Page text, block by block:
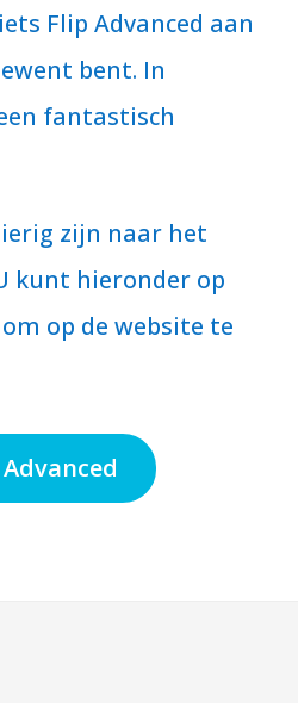
Flip Advanced aan
bent. In
fantastisch
zijn naar het
kunt hieronder op
op de website te